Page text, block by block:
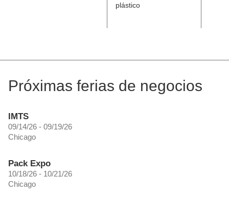
plástico
Próximas ferias de negocios
IMTS
09/14/26 - 09/19/26
Chicago
Pack Expo
10/18/26 - 10/21/26
Chicago